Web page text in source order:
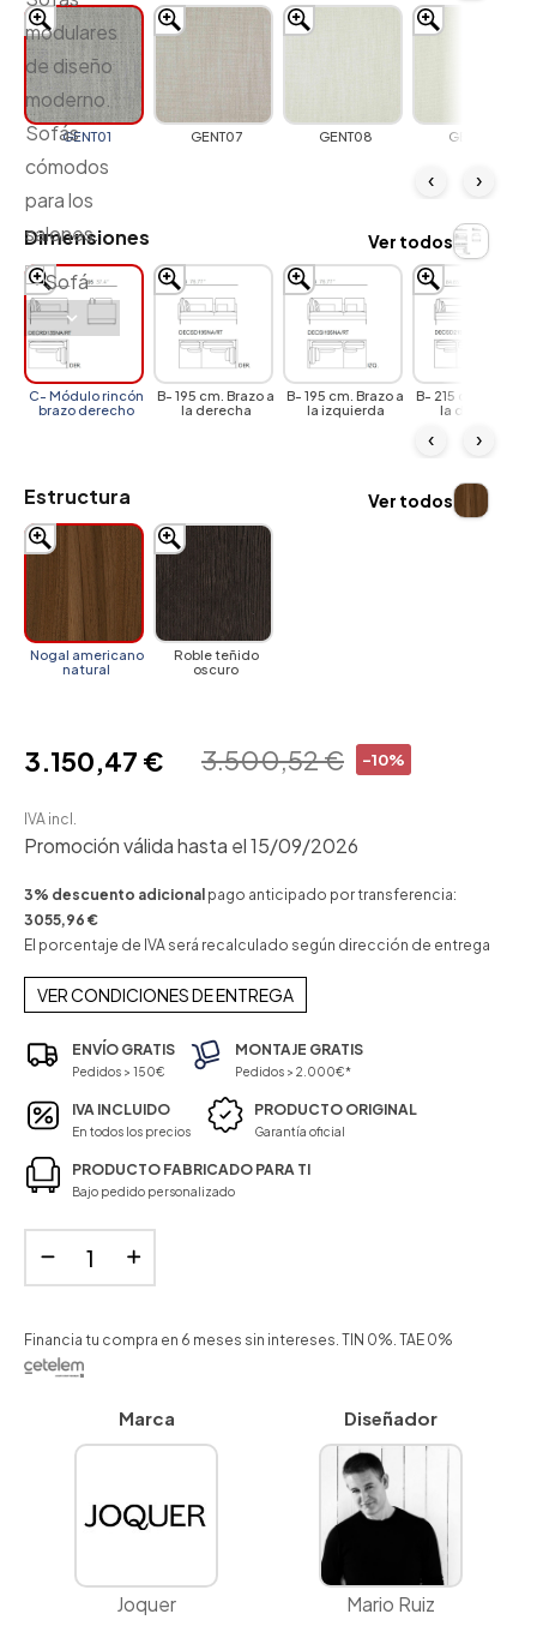
GENT01 GENT07 GENT08 GENT09
‹ ›
Dimensiones
C- Módulo rincón
brazo derecho
B- 195 cm. Brazo a
la derecha
B- 195 cm. Brazo a
la izquierda
B- 215 cm. Brazo a
la derecha
‹ ›
Ver todos
Estructura
Nogal americano
natural
Roble teñido
oscuro
Ver todos
-10%
3.500,52 €
3.150,47 €
IVA incl.
Promoción válida hasta el 15/09/2026
3% descuento adicional pago anticipado por transferencia:
3055,96 €
El porcentaje de IVA será recalculado según dirección de entrega
VER CONDICIONES DE ENTREGA
ENVÍO GRATIS
Pedidos > 150€
MONTAJE GRATIS
Pedidos > 2.000€*
IVA INCLUIDO
En todos los precios
PRODUCTO ORIGINAL
Garantía oficial
PRODUCTO FABRICADO PARA TI
Bajo pedido personalizado
Financia tu compra en 6 meses sin intereses. TIN 0%. TAE 0%
Marca
Joquer
Diseñador
Mario Ruiz